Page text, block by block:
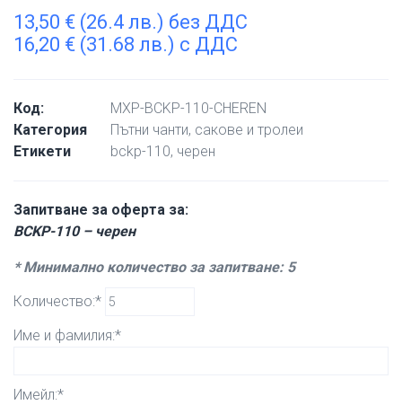
13,50 € (26.4 лв.) без ДДС
16,20 € (31.68 лв.) с ДДС
Код:
MXP-BCKP-110-CHEREN
Категория
Пътни чанти, сакове и тролеи
Етикети
bckp-110, черен
Запитване за оферта за:
BCKP-110 – черен
* Минимално количество за запитване: 5
Количество:*
Име и фамилия:*
Имейл:*